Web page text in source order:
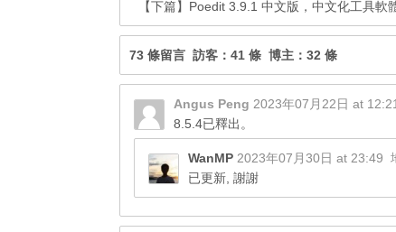
【下篇】 Poedit 3.9.1 中文版，中文化工具軟
73 條留言 訪客：41 條 博主：32 條
Angus Peng 2023年07月22日 at 12:21
8.5.4已釋出。
WanMP 2023年07月30日 at 23:49
已更新, 謝謝